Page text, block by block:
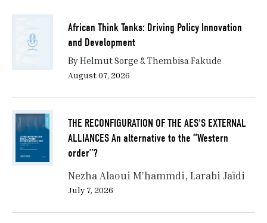
African Think Tanks: Driving Policy Innovation
and Development
By Helmut Sorge & Thembisa Fakude
August 07, 2026
THE RECONFIGURATION OF THE AES'S EXTERNAL
ALLIANCES An alternative to the “Western
order”?
Nezha Alaoui M’hammdi Larabi Jaïdi
July 7, 2026